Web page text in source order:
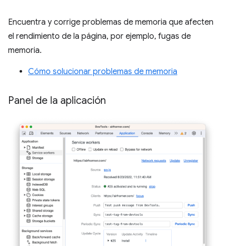
Encuentra y corrige problemas de memoria que afecten
el rendimiento de la página, por ejemplo, fugas de
memoria.
Cómo solucionar problemas de memoria
Panel de la aplicación